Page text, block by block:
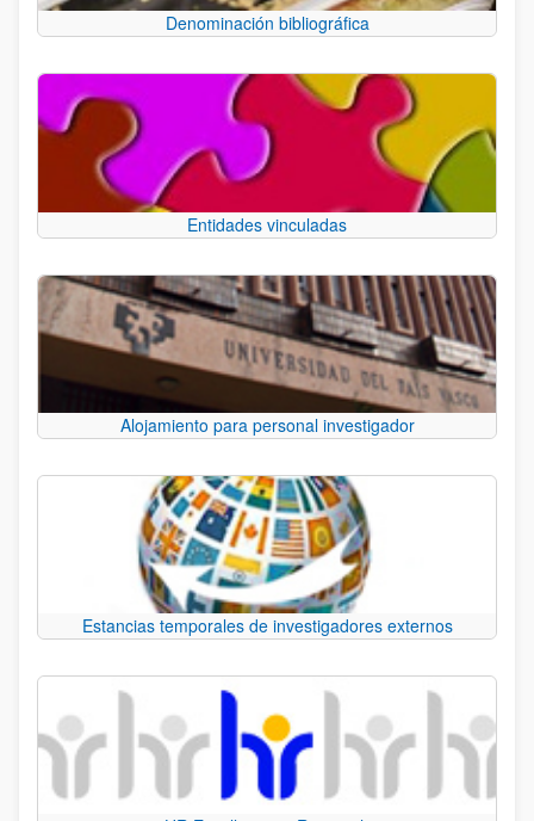
Denominación bibliográfica
Entidades vinculadas
Alojamiento para personal investigador
Estancias temporales de investigadores externos